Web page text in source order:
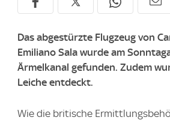
Das abgestürzte Flugzeug von
Emiliano Sala wurde am
Ärmelkanal gefunden. Zudem
Leiche entdeckt.
Wie die britische